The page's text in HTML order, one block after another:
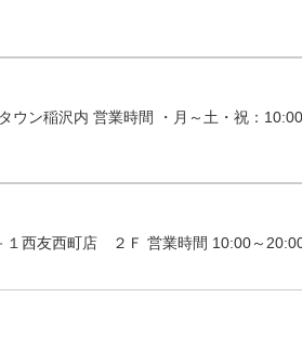
ウン稲沢内 営業時間 ・月～土・祝：10:00
１西友西町店 ２Ｆ 営業時間 10:00～